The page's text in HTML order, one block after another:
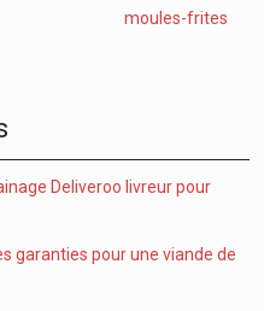
moules-frites
Deliveroo livreur pour
garanties pour une viande de